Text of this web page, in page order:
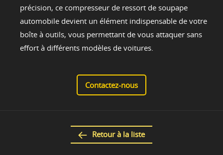
précision, ce compresseur de ressort de soupape
automobile devient un élément indispensable de votre
boîte à outils, vous permettant de vous attaquer sans
effort à différents modèles de voitures.
Contactez-nous
Retour à la liste